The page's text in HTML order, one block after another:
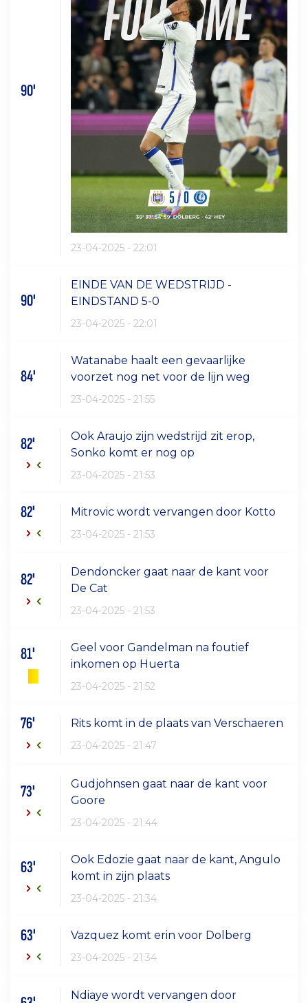
90'
23-04-2025 - 22:01
90'
EINDE VAN DE WEDSTRIJD -
EINDSTAND 5-0
23-04-2025 - 22:01
84'
Watanabe haalt een gevaarlijke
voorzet nog net voor de lijn weg
23-04-2025 - 21:55
82'
Ook Araujo zijn wedstrijd zit erop,
Sonko komt er nog op
23-04-2025 - 21:53
82' Mitrovic wordt vervangen door Kotto
23-04-2025 - 21:53
82'
Dendoncker gaat naar de kant voor
De Cat
23-04-2025 - 21:53
81'
Geel voor Gandelman na foutief
inkomen op Huerta
23-04-2025 - 21:52
76' Rits komt in de plaats van Verschaeren
23-04-2025 - 21:47
73'
Gudjohnsen gaat naar de kant voor
Goore
23-04-2025 - 21:44
63'
Ook Edozie gaat naar de kant, Angulo
komt in zijn plaats
23-04-2025 - 21:34
63' Vazquez komt erin voor Dolberg
23-04-2025 - 21:34
Ndiaye wordt vervangen door